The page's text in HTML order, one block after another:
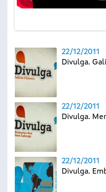
22/12/2011
Divulga.
22/12/2011
Divulga.
22/12/2011
Divulga.